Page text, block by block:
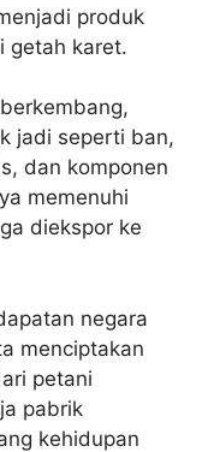
produk
getah karet.
jadi seperti ban,
dan komponen
memenuhi
diekspor ke
negara
menciptakan
petani
pabrik
kehidupan